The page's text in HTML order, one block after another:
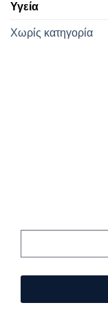
Υγεία
Χωρίς κατηγορία